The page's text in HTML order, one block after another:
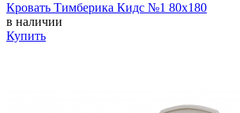
Кровать Тимберика Кидс №1 80х180
в наличии
Купить